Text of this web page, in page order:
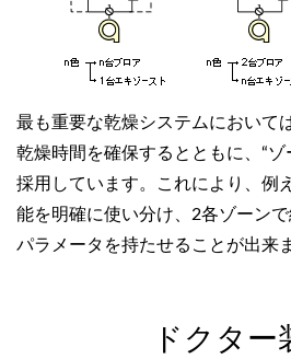
最も重要な乾燥システムにおいて
乾燥時間を確保するとともに、“
採用しています。これにより、例
能を明確に使い分け、2各ゾーン
パラメータを持たせることが出来
ドクター